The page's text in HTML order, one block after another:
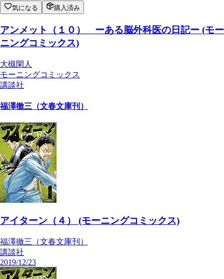
気になる 購入済み
アンメット（１０） ーある脳外科医の日記ー (モー
ニングコミックス)
大槻閑人
モーニングコミックス
講談社
福澤徹三（文春文庫刊）
アイターン（４） (モーニングコミックス)
福澤徹三（文春文庫刊）
講談社
2019/12/23